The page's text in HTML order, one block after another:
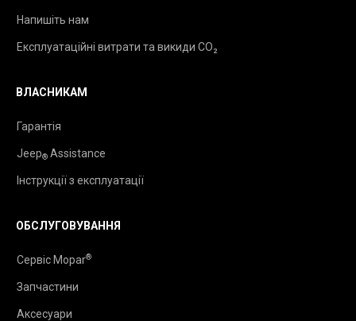
Напишіть нам
Експлуатаційні витрати та викиди CO₂
ВЛАСНИКАМ
Гарантія
Jeep® Assistance
Інструкції з експлуатації
ОБСЛУГОВУВАННЯ
Сервіс Mopar®
Запчастини
Аксесуари